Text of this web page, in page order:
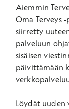
Aiemmin
Oma Terveys
siirretty
palveluun
sisäisen
päivittämään
Löydät uuden